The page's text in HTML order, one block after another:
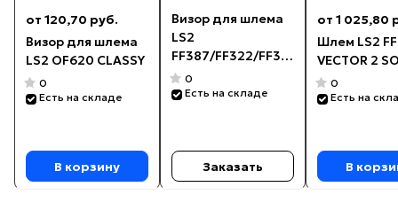
от 120,70 руб.
Визор для шлема
LS2 OF620 CLASSY
0
Есть на складе
В корзину
Визор для шлема
LS2
FF387/FF322/FF358
SNOW DOUBLE
0
Есть на складе
Заказать
от 1 025,80
Шлем LS2
VECTOR 2
0
Есть на
В